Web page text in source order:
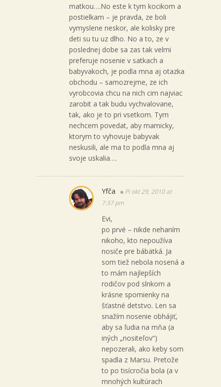
matkou….No este k tym kocikom a
postielkam – je pravda, ze boli
vymyslene neskor, ale kolisky pre
deti su tu uz dlho. No a to, ze v
poslednej dobe sa zas tak velmi
preferuje nosenie v satkach a
babyvakoch, je podla mna aj otazka
obchodu – samozrejme, ze ich
vyrobcovia chcu na nich cim najviac
zarobit a tak budu vychvalovane,
tak, ako je to pri vsetkom. Tym
nechcem povedat, aby mamicky,
ktorym to vyhovuje babyvak
neskusili, ale ma to podla mna aj
svoje uskalia….
Yfča
Pi okt 29, 2010 at
7:37 pm
Evi,
po prvé – nikde nehaním
nikoho, kto nepoužíva
nosiče pre bábätká. Ja
som tiež nebola nosená a
to mám najlepších
rodičov pod slnkom a
krásne spomienky na
šťastné detstvo. Len sa
snažím nosenie obhájiť,
aby sa ľudia na mňa (a
iných „nositeľov“)
nepozerali, ako keby som
spadla z Marsu. Pretože
to po tisícročia bola (a v
mnohých kultúrach